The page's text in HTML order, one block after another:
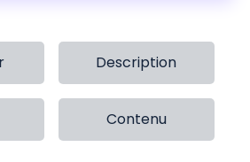
Description
Contenu